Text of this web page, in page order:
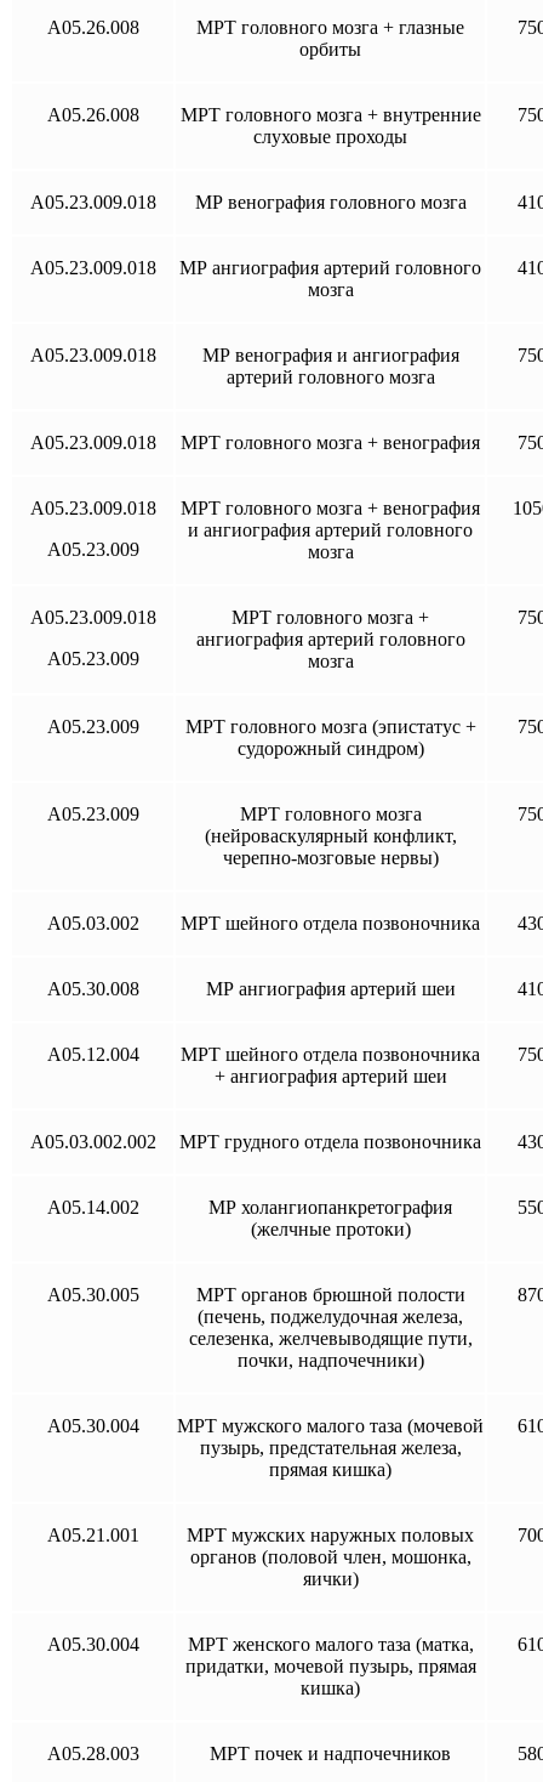
A05.26.008
МРТ головного мозга + глазные
орбиты
A05.26.008
МРТ головного мозга + внутренние
слуховые проходы
A05.23.009.018 МР венография головного мозга
A05.23.009.018
МР ангиография артерий головного
мозга
A05.23.009.018
МР венография и ангиография
артерий головного мозга
A05.23.009.018 МРТ головного мозга + венография
A05.23.009.018
A05.23.009
МРТ головного мозга + венография
и ангиография артерий головного
мозга
A05.23.009.018
A05.23.009
МРТ головного мозга +
ангиография артерий головного
мозга
A05.23.009
МРТ головного мозга (эпистатус +
судорожный синдром)
A05.23.009
МРТ головного мозга
(нейроваскулярный конфликт,
черепно-мозговые нервы)
А05.03.002 МРТ шейного отдела позвоночника
A05.30.008 МР ангиография артерий шеи
A05.12.004
МРТ шейного отдела позвоночника
+ ангиография артерий шеи
A05.03.002.002 МРТ грудного отдела позвоночника
A05.14.002
МР холангиопанкретография
(желчные протоки)
A05.30.005
МРТ органов брюшной полости
(печень, поджелудочная железа,
селезенка, желчевыводящие пути,
почки, надпочечники)
A05.30.004
МРТ мужского малого таза (мочевой
пузырь, предстательная железа,
прямая кишка)
A05.21.001
МРТ мужских наружных половых
органов (половой член, мошонка,
яички)
A05.30.004
МРТ женского малого таза (матка,
придатки, мочевой пузырь, прямая
кишка)
A05.28.003 МРТ почек и надпочечников